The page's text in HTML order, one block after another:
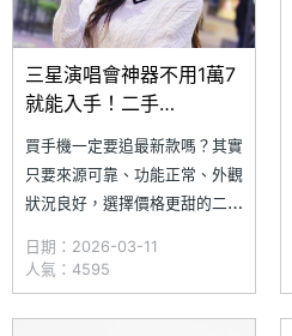
三星演唱會神器不用1萬7
就能入手！二手
路優惠價格一次看
(2026.3)
買手機一定要追最新款嗎？其實
只要來源可靠、功能正常、外觀
狀況良好，選擇價格更甜的二手
友好評的 SAMSUNG Galaxy
S23 Ultra，配備 2 億畫素主鏡
頭與 10 倍光學變焦長焦鏡，不
日期：2026-03-11
人氣：4595